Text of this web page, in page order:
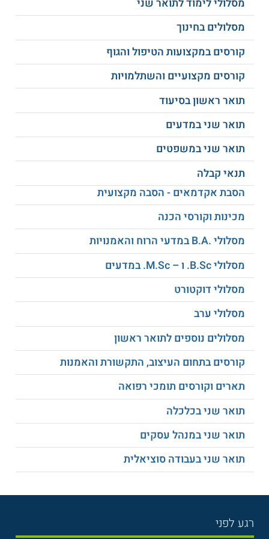
של 85 לפחות בפרק האנגלית בבחינה הפסיכומטרית או ציון של
185 לפחות במבחן אמי"ר.
תעודת הוראה בשילוב ב"א בארכיאולוגיה
אוניברסיטת חיפה מציעה מסלול מקוצר ללימודי תואר ראשון
בארכיאולוגיה המשולבים עם תעודת הוראה ללא עלות נוספת.
מתקבלת תעודת הוראה בשל"ח וידיעות הארץ ותואר ראשון
בארכיאולוגיה.
למידע נוסף לחצו:
מסלולים בחינוך
קורסים במקצועות הטיפול והגוף
קורסים מקצועיים והשתלמויות
תואר ראשון בסיעוד
תואר שני במדעים
תואר שני במשפטים
תנאי קבלה
הסבת אקדמאים - הסבה מקצועית
מכינות וקורסי הכנה
מסלולי .B.A במדעי הרוח והאמנויות
מסלולי B.Sc. ו – M.Sc. במדעים
מסלולי דוקטורט
מסלולי ערב
מסלולים נוספים לתואר ראשון
קורסים בתחום העיצוב, התקשורת והאמנות
תארים וקורסים תומכי רפואה
תואר שני בכלכלה
תואר שני במנהל עסקים
תואר שני בעבודה סוציאלית
רגע לפני